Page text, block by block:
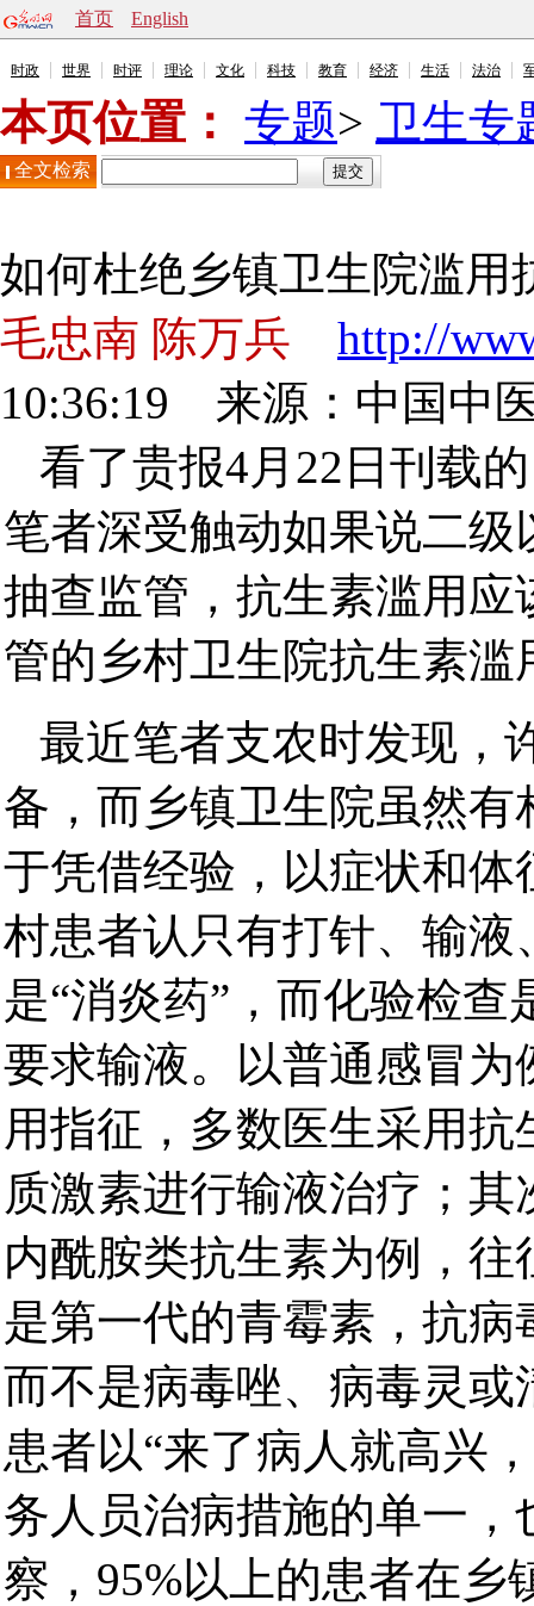
首页 English
时政 世界 时评 理论 文化 科技 教育 经济 生活 法治
本页位置： 专题> 卫生专
全文检索
如何杜绝乡镇卫生院滥用
毛忠南 陈万兵
http://
10:36:19 来源： 中国中
看了贵报4月22日刊载
笔者深受触动如果说二
抽查监管，抗生素滥用
管的乡村卫生院抗生素
最近笔者支农时发现，
备，而乡镇卫生院虽然
于凭借经验，以症状和
村患者认只有打针、输
是“消炎药”，而化验检
要求输液。以普通感冒
用指征，多数医生采用
质激素进行输液治疗；
内酰胺类抗生素为例，
是第一代的青霉素，抗
而不是病毒唑、病毒灵
患者以“来了病人就高兴
务人员治病措施的单一
察，95%以上的患者在